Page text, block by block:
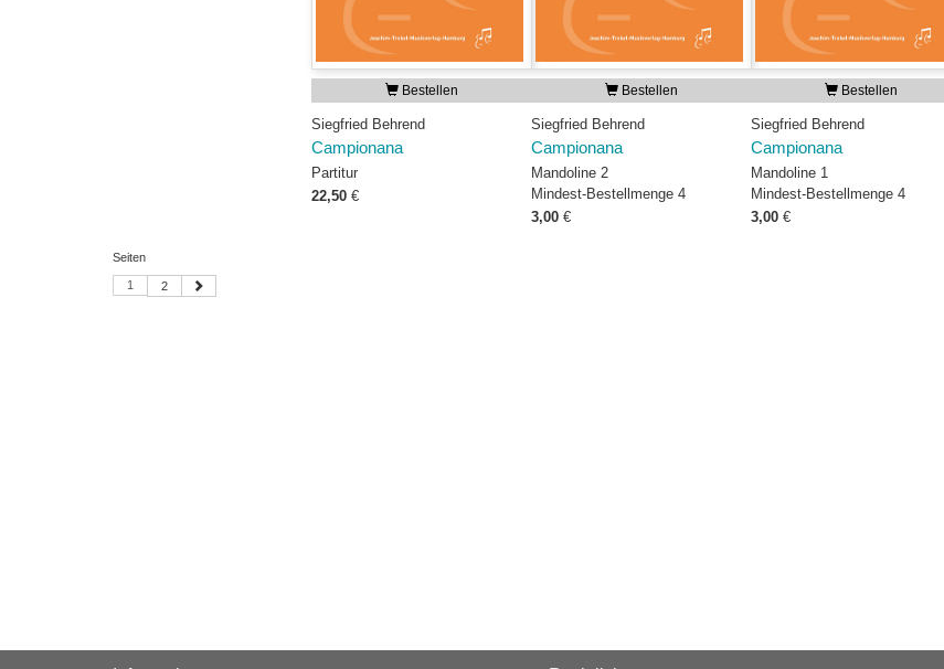
Bestellen
Siegfried Behrend
Campionana
Partitur
22,50 €
Bestellen
Siegfried Behrend
Campionana
Mandoline 2
Mindest-Bestellmenge 4
3,00 €
Bestellen
Siegfried Behrend
Campionana
Mandoline 1
Mindest-Bestellmenge 4
3,00 €
Seiten
1 2